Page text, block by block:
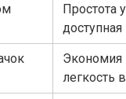
Простота
доступная
Экономия
легкость